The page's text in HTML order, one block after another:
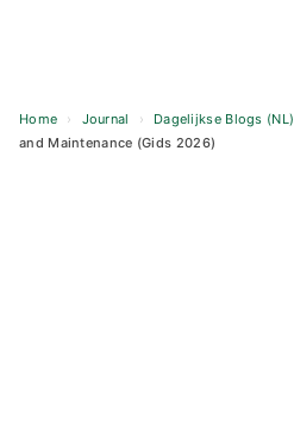
Home › Journal › Dagelijkse Blogs (NL)
and Maintenance (Gids 2026)